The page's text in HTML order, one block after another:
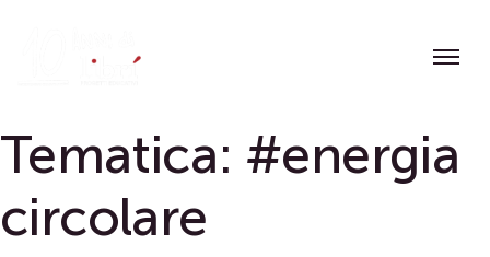
Tematica: #energia
circolare